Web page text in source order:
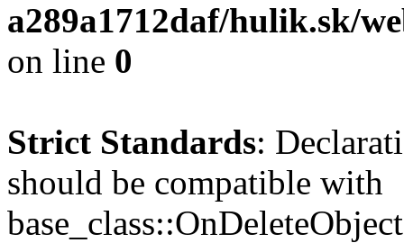
a289a1712daf/hulik.sk/
on line 0
Strict Standards:
should be compatible with